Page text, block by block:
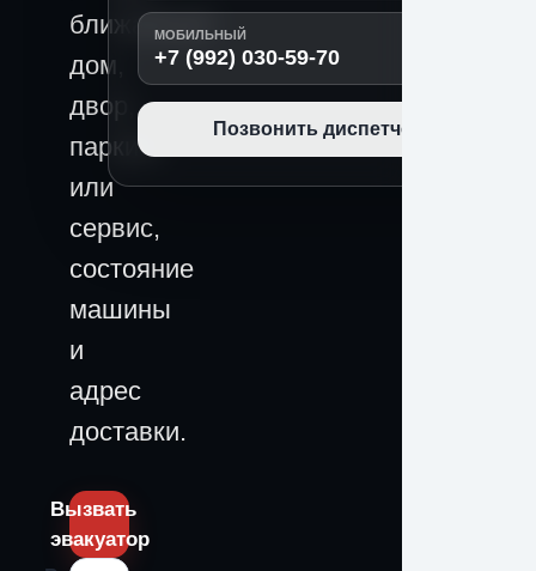
ближайший
дом,
двор,
паркинг
или
сервис,
состояние
машины
и
адрес
доставки.
Вызвать
эвакуатор
МОБИЛЬНЫЙ
+7 (992) 030-59-70
Позвонить диспетчеру